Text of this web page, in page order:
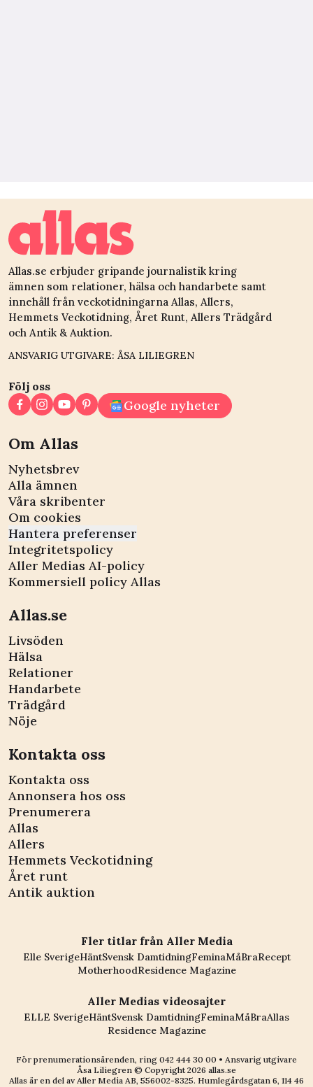
Allas.se erbjuder gripande journalistik kring
ämnen som relationer, hälsa och handarbete samt
innehåll från veckotidningarna Allas, Allers,
Hemmets Veckotidning, Året Runt, Allers Trädgård
och Antik & Auktion.
ANSVARIG UTGIVARE: ÅSA LILIEGREN
Följ oss
Google nyheter
Om Allas
Nyhetsbrev
Alla ämnen
Våra skribenter
Om cookies
Hantera preferenser
Integritetspolicy
Aller Medias AI-policy
Kommersiell policy Allas
Allas.se
Livsöden
Hälsa
Relationer
Handarbete
Trädgård
Nöje
Kontakta oss
Kontakta oss
Annonsera hos oss
Prenumerera
Allas
Allers
Hemmets Veckotidning
Året runt
Antik auktion
Fler titlar från Aller Media
Elle SverigeHäntSvensk DamtidningFeminaMåBraRecept
MotherhoodResidence Magazine
Aller Medias videosajter
ELLE SverigeHäntSvensk DamtidningFeminaMåBraAllas
Residence Magazine
För prenumerationsärenden, ring 042 444 30 00 • Ansvarig utgivare
Åsa Liliegren © Copyright2026 allas.se
Allas är en del av Aller Media AB, 556002-8325. Humlegårdsgatan 6, 114 46